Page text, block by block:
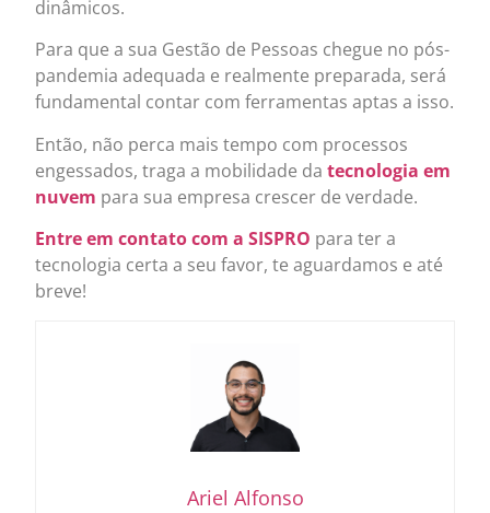
dinâmicos.
Para que a sua Gestão de Pessoas chegue no pós-
pandemia adequada e realmente preparada, será
fundamental contar com ferramentas aptas a isso.
Então, não perca mais tempo com processos
engessados, traga a mobilidade datecnologia em
nuvem para sua empresa crescer de verdade.
Entre em contato com a SISPRO para ter a
tecnologia certa a seu favor, te aguardamos e até
breve!
Ariel Alfonso